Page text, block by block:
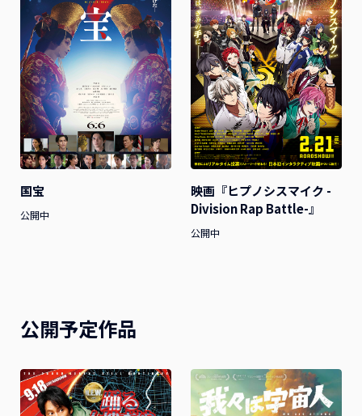
国宝
公開中
映画『ヒプノシスマイク -
Division Rap Battle-』
公開中
公開予定作品